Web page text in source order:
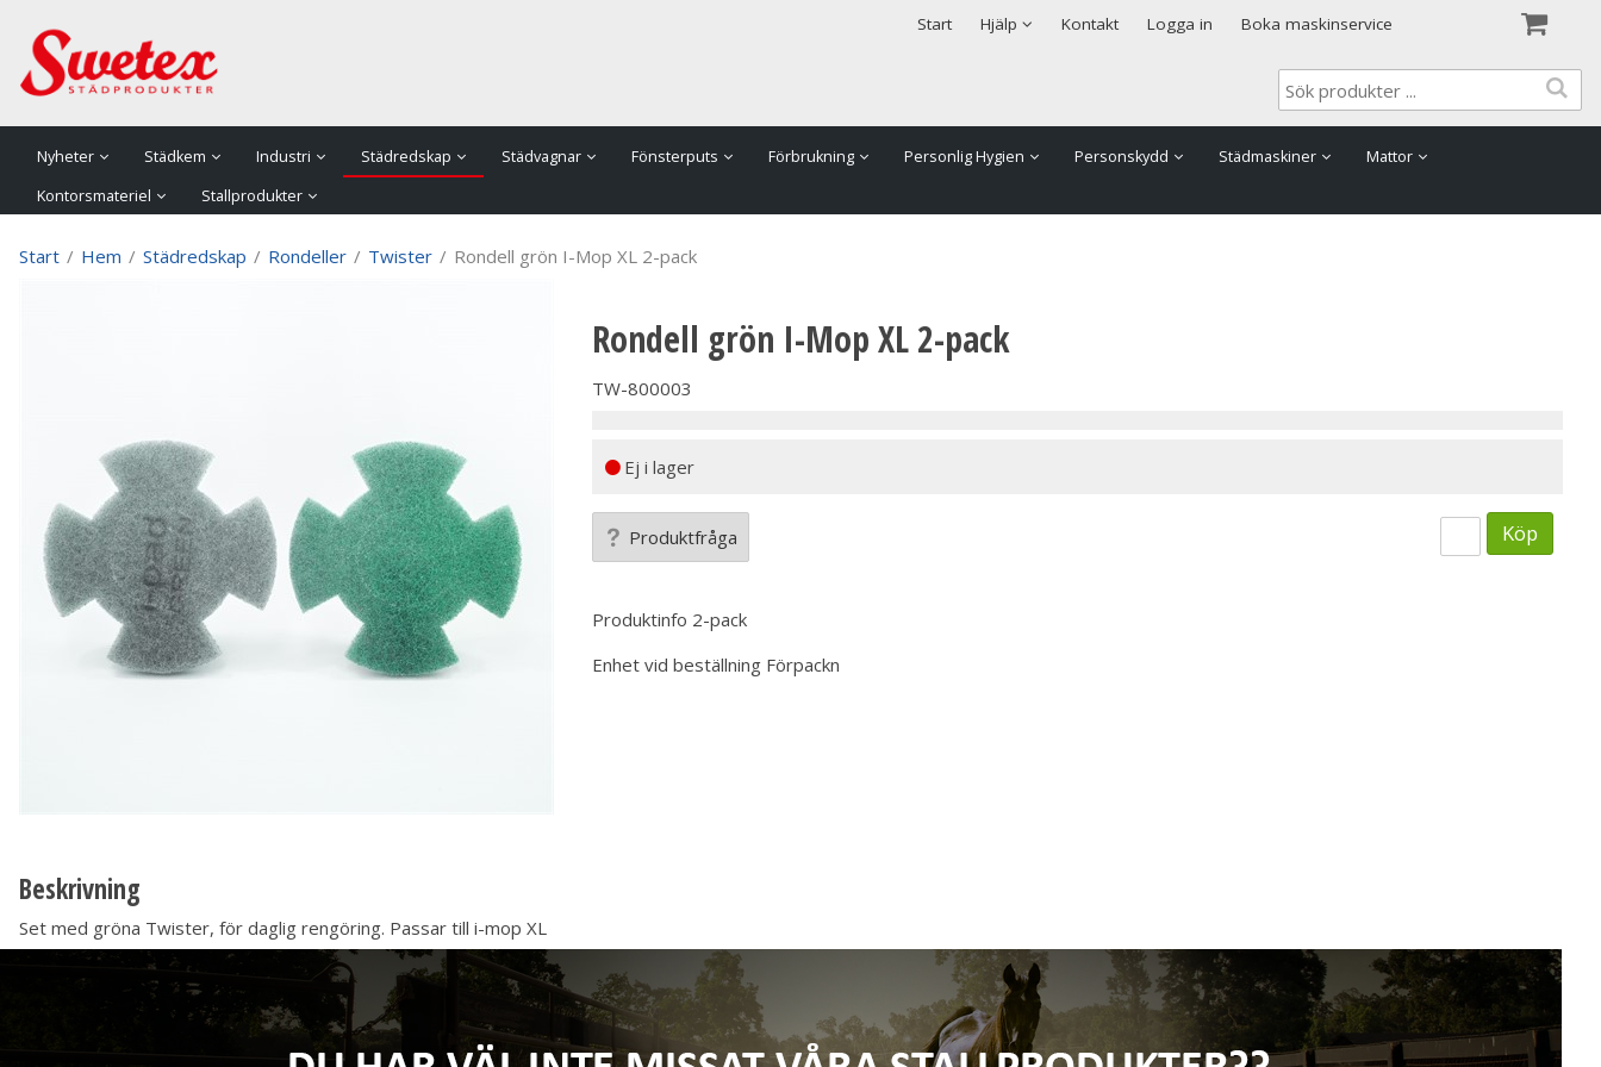
Start Hjälp
Säkerhet & Cookies Kontakt Logga in Boka maskinservice
Nyheter Städkem Industri Städredskap Städvagnar Fönsterputs Förbrukning Personlig Hygien Personskydd Städmaskiner
Mattor
Kontorsmateriel
Stallprodukter
Start / Hem / Städredskap / Rondeller / Twister / Rondell grön I-Mop XL 2-pack
Rondell grön I-Mop XL 2-pack
TW-800003
Ej i lager
Produktfråga Köp
Produktinfo 2-pack
Enhet vid beställning Förpackn
Beskrivning
Set med gröna Twister, för daglig rengöring. Passar till i-mop XL